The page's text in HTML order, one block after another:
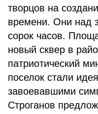
творцов на
времени. Они над
сорок часов.
новый сквер в
патриотический
поселок стали
завоевавшими
Строганов